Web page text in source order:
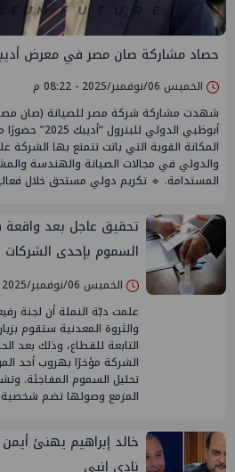
حصاد مشاركة صان مصر في معرض أديبك
الخميس 06/نوفمبر/2025 - 08:22 م
أبوظبي الدولي
المكانة القوية التي باتت تتمتع بها الشركة
والدولي في مجالات الصيانة والهندسة
المستدامة. 🔹 تكريم دولي مستحق خلال
تحقيق عاجل بعد
السموم بإحدى الشركات
الخميس 06/نوفمبر/2025 - 08:02 م
علمت دبّة النملة أن لجنة
والثروة المعدنية ستقوم
التابعة للقطاع، وذلك بعد
الشركة مؤخرًا بهروب أحد
تحليل السموم المفاجئة.
المزمع وصولها تضم
خالد إبراهيم يهنئ